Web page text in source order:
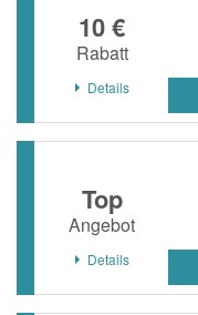
10 €
Rabatt
Details
Top
Angebot
Details